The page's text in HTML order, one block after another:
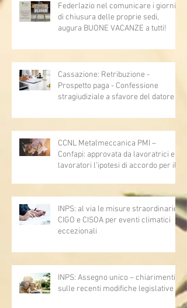
Federlazio nel comunicare i giorni
di chiusura delle proprie sedi,
augura BUONE VACANZE a tutti!
Cassazione: Retribuzione -
Prospetto paga - Confessione
stragiudiziale a sfavore del datore di
articoli 1362, 2697, 2730, 2732, 2734
e 2735)
CCNL Metalmeccanica PMI –
Confapi: approvata da lavoratrici e
lavoratori l’ipotesi di accordo per il
INPS: al via le misure straordinarie
CIGO e CISOA per eventi climatici
eccezionali
INPS: Assegno unico – chiarimenti
sulle recenti modifiche legislative